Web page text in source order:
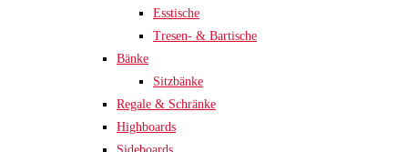
Esstische
Tresen- & Bartische
Bänke
Sitzbänke
Regale & Schränke
Highboards